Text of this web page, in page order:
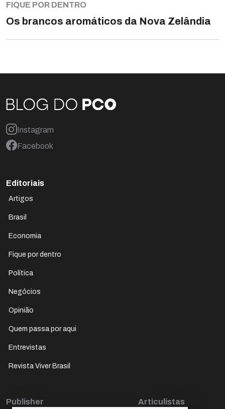
FIQUE POR DENTRO
Os brancos aromáticos da Nova Zelândia
Instagram
Facebook
Editoriais
Artigos
Brasil
Economia
Fique por dentro
Política
Negócios
Opinião
Quem passa por aqui
Entrevistas
Revista Viver Brasil
Publisher Articulistas